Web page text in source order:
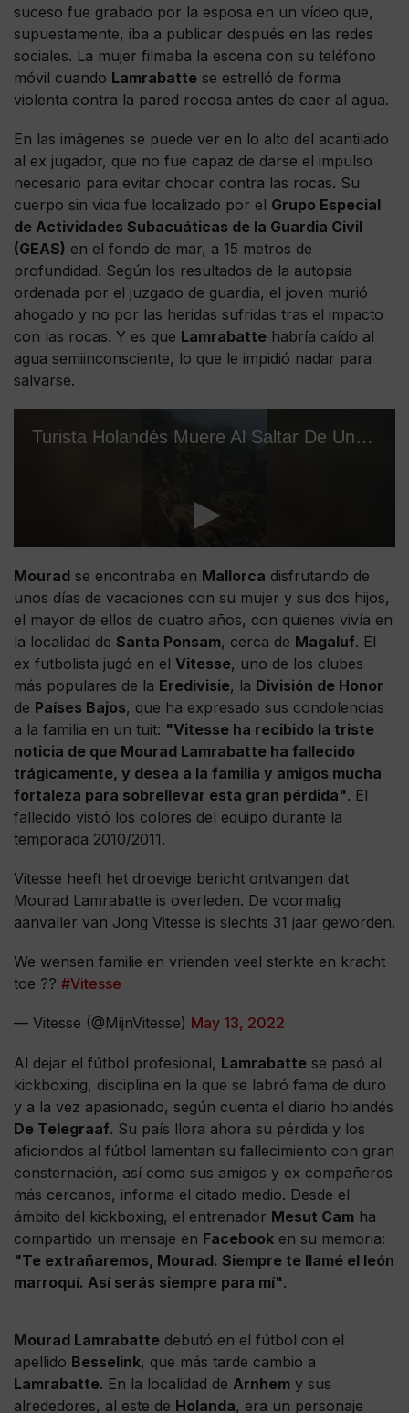
suceso fue grabado por la esposa en un vídeo que,
supuestamente, iba a publicar después en las redes
sociales. La mujer filmaba la escena con su teléfono
móvil cuando Lamrabatte se estrelló de forma
violenta contra la pared rocosa antes de caer al agua.
En las imágenes se puede ver en lo alto del acantilado
al ex jugador, que no fue capaz de darse el impulso
necesario para evitar chocar contra las rocas. Su
cuerpo sin vida fue localizado por el Grupo Especial
de Actividades Subacuáticas de la Guardia Civil
(GEAS) en el fondo de mar, a 15 metros de
profundidad. Según los resultados de la autopsia
ordenada por el juzgado de guardia, el joven murió
ahogado y no por las heridas sufridas tras el impacto
con las rocas. Y es que Lamrabatte habría caído al
agua semiinconsciente, lo que le impidió nadar para
salvarse.
Mourad se encontraba en Mallorca disfrutando de
unos días de vacaciones con su mujer y sus dos hijos,
el mayor de ellos de cuatro años, con quienes vivía en
la localidad de Santa Ponsam, cerca de Magaluf. El
ex futbolista jugó en el Vitesse, uno de los clubes
más populares de la Eredivisie, la División de Honor
de Países Bajos, que ha expresado sus condolencias
a la familia en un tuit: "Vitesse ha recibido la triste
noticia de que Mourad Lamrabatte ha fallecido
trágicamente, y desea a la familia y amigos mucha
fortaleza para sobrellevar esta gran pérdida". El
fallecido vistió los colores del equipo durante la
temporada 2010/2011.
Vitesse heeft het droevige bericht ontvangen dat
Mourad Lamrabatte is overleden. De voormalig
aanvaller van Jong Vitesse is slechts 31 jaar geworden.
We wensen familie en vrienden veel sterkte en kracht
toe ?? #Vitesse
— Vitesse (@MijnVitesse) May 13, 2022
Al dejar el fútbol profesional, Lamrabatte se pasó al
kickboxing, disciplina en la que se labró fama de duro
y a la vez apasionado, según cuenta el diario holandés
De Telegraaf. Su país llora ahora su pérdida y los
aficiondos al fútbol lamentan su fallecimiento con gran
consternación, así como sus amigos y ex compañeros
más cercanos, informa el citado medio. Desde el
ámbito del kickboxing, el entrenador Mesut Cam ha
compartido un mensaje en Facebook en su memoria:
"Te extrañaremos, Mourad. Siempre te llamé el león
marroquí. Así serás siempre para mí".
Mourad Lamrabatte debutó en el fútbol con el
apellido Besselink, que más tarde cambio a
Lamrabatte. En la localidad de Arnhem y sus
alrededores, al este de Holanda, era un personaje